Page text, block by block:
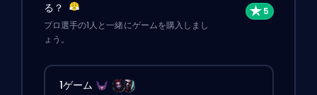
る？
プロ選手の1人と一緒にゲームを購入しまし
ょう。
1ゲーム